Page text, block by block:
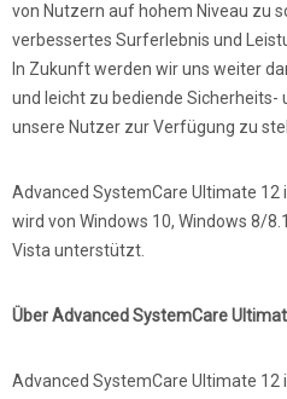
von Nutzern auf hohem Niveau zu
verbessertes Surferlebnis und
In Zukunft werden wir uns weiter
und leicht zu bediende
unsere Nutzer zur Verfügung zu
Advanced SystemCare Ultimate
wird von Windows 10, Windows 8/
Vista unterstützt.
Über Advanced SystemCare
Advanced SystemCare Ultimate 12